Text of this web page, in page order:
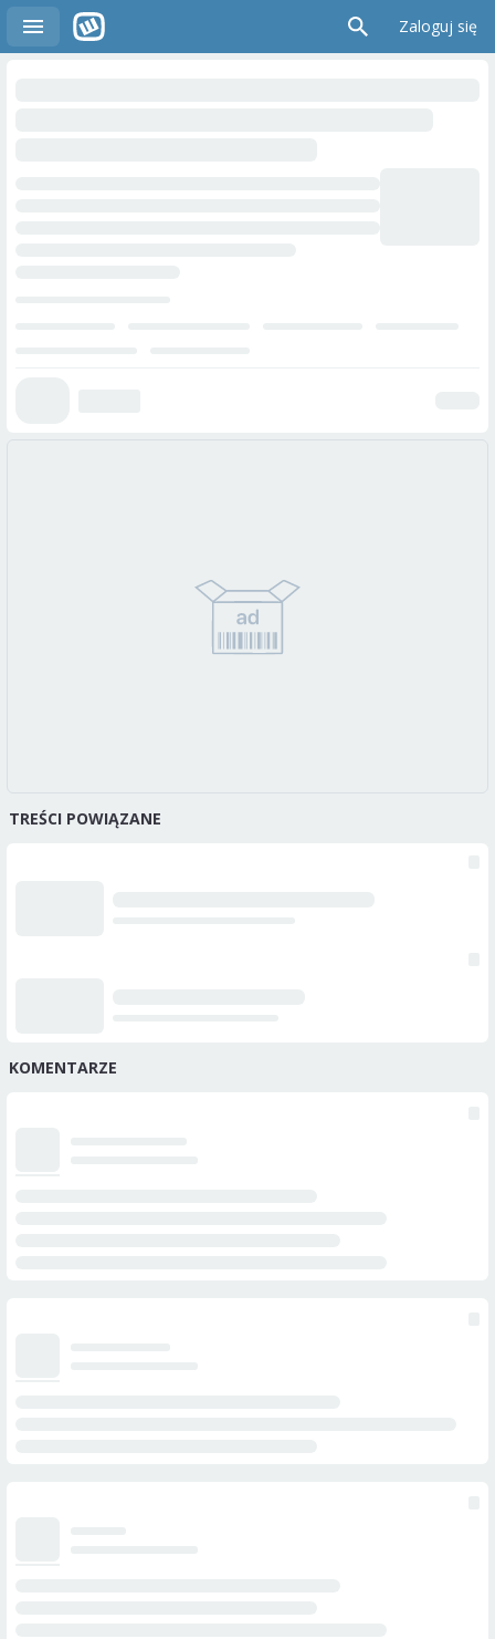
Zaloguj się
TREŚCI POWIĄZANE
KOMENTARZE